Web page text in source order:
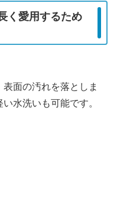
く愛用するため
面の汚れを落としま
水洗いも可能です。